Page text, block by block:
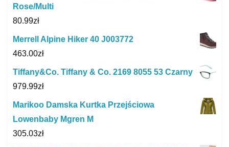
Rose/Multi
80.99zł
Merrell Alpine Hiker 40 J003772
463.00zł
Tiffany&Co. Tiffany & Co. 2169 8055 53 Czarny
979.99zł
Marikoo Damska Kurtka Przejściowa
Lowenbaby Mgren M
305.03zł